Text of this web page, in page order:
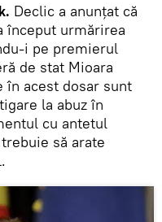
Declic a anunțat că
început urmărirea
i pe premierul
de stat Mioara
în acest dosar sunt
la abuz în
cu antetul
să arate